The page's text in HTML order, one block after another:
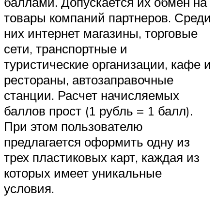
товары компаний партнеров. Среди
них интернет магазины, торговые
сети, транспортные и
туристические организации, кафе и
рестораны, автозаправочные
станции. Расчет начисляемых
баллов прост (1 рубль = 1 балл).
При этом пользователю
предлагается оформить одну из
трех пластиковых карт, каждая из
которых имеет уникальные
условия.